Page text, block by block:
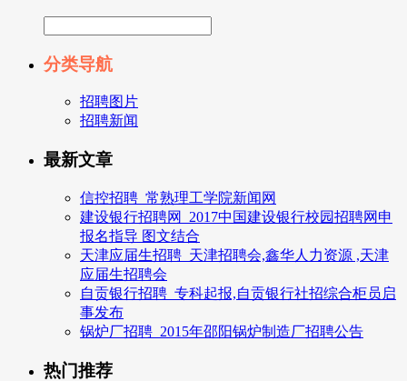
分类导航
招聘图片
招聘新闻
最新文章
信控招聘_常熟理工学院新闻网
建设银行招聘网_2017中国建设银行校园招聘网申
报名指导 图文结合
天津应届生招聘_天津招聘会,鑫华人力资源 ,天津
应届生招聘会
自贡银行招聘_专科起报,自贡银行社招综合柜员启
事发布
锅炉厂招聘_2015年邵阳锅炉制造厂招聘公告
热门推荐